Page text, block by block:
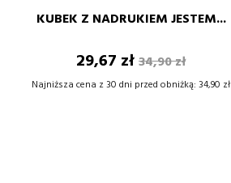
KUBEK Z NADRUKIEM JESTEM...
Cena
29,67 złCena
podstawowa
34,90 zł
Najniższa cena z 30 dni przed obniżką: 34,90 zł
– +
DODAJ DO KOSZYKA